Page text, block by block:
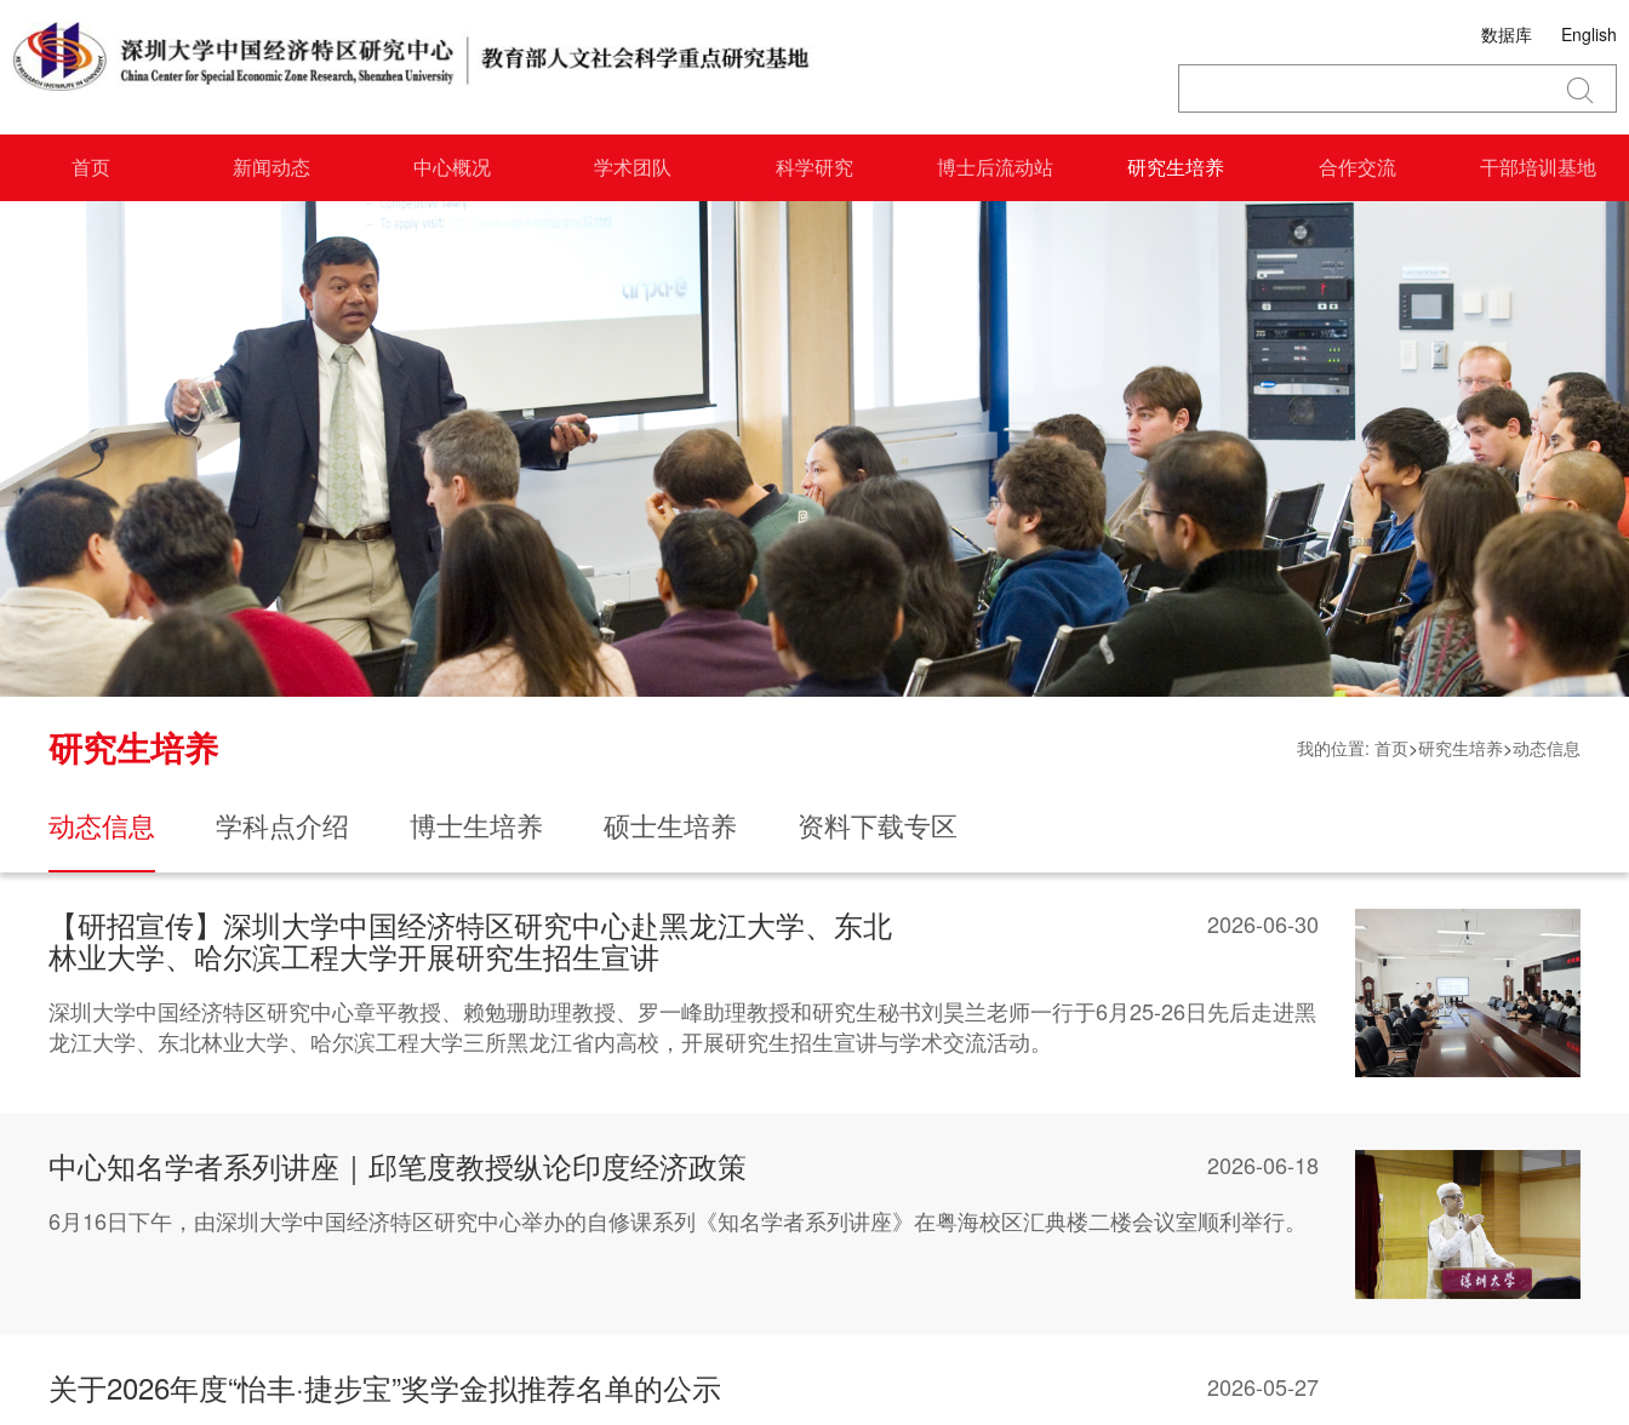
数据库 English
首页 新闻动态 中心概况 学术团队 科学研究 博士后流动站 研究生培养 合作交流 干部培训基地
研究生培养 我的位置: 首页>研究生培养>动态信息
动态信息 学科点介绍 博士生培养 硕士生培养 资料下载专区
【研招宣传】深圳大学中国经济特区研究中心赴黑龙江大学、东北
林业大学、哈尔滨工程大学开展研究生招生宣讲
2026-06-30
深圳大学中国经济特区研究中心章平教授、赖勉珊助理教授、罗一峰助理教授和研究生秘书刘昊兰老师一行于6月25-26日先后走进黑
龙江大学、东北林业大学、哈尔滨工程大学三所黑龙江省内高校，开展研究生招生宣讲与学术交流活动。
中心知名学者系列讲座｜邱笔度教授纵论印度经济政策
2026-06-18
6月16日下午，由深圳大学中国经济特区研究中心举办的自修课系列《知名学者系列讲座》在粤海校区汇典楼二楼会议室顺利举行。
关于2026年度“怡丰·捷步宝”奖学金拟推荐名单的公示
2026-05-27